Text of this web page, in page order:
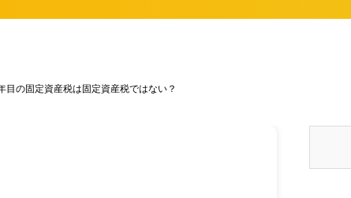
目の固定資産税は固定資産税ではない？